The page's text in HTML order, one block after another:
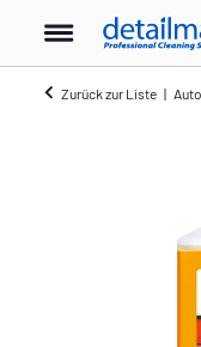
Zurück zur Liste